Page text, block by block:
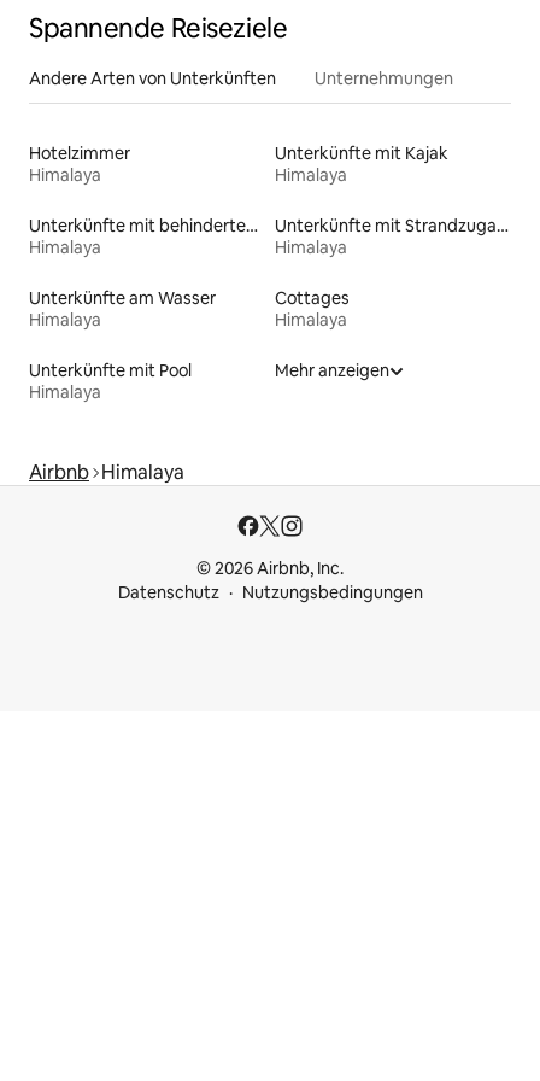
Spannende Reiseziele
Andere Arten von Unterkünften Unternehmungen
Hotelzimmer
Himalaya
Unterkünfte mit Kajak
Himalaya
Unterkünfte mit behindertengerechtem WC
Himalaya
Unterkünfte mit Strandzugang
Himalaya
Unterkünfte am Wasser
Himalaya
Cottages
Himalaya
Unterkünfte mit Pool
Himalaya
Mehr anzeigen
Airbnb Himalaya
© 2026 Airbnb, Inc.
Datenschutz
Nutzungsbedingungen